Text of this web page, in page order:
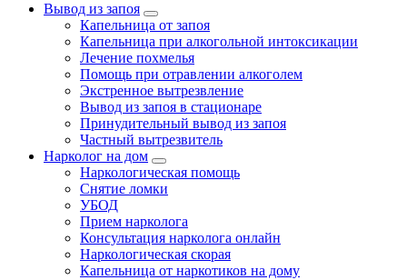
Вывод из запоя
Капельница от запоя
Капельница при алкогольной интоксикации
Лечение похмелья
Помощь при отравлении алкоголем
Экстренное вытрезвление
Вывод из запоя в стационаре
Принудительный вывод из запоя
Частный вытрезвитель
Нарколог на дом
Наркологическая помощь
Снятие ломки
УБОД
Прием нарколога
Консультация нарколога онлайн
Наркологическая скорая
Капельница от наркотиков на дому